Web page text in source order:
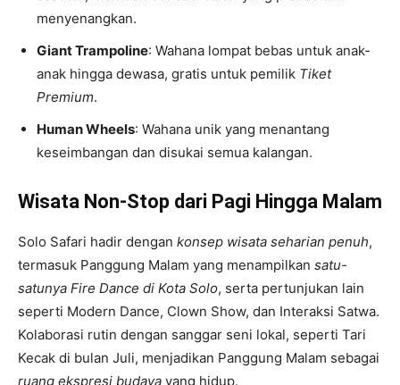
menyenangkan.
Giant Trampoline: Wahana lompat bebas untuk anak-
anak hingga dewasa, gratis untuk pemilik Tiket
Premium.
Human Wheels: Wahana unik yang menantang
keseimbangan dan disukai semua kalangan.
Wisata Non-Stop dari Pagi Hingga Malam
Solo Safari hadir dengan konsep wisata seharian penuh,
termasuk Panggung Malam yang menampilkan satu-
satunya Fire Dance di Kota Solo, serta pertunjukan lain
seperti Modern Dance, Clown Show, dan Interaksi Satwa.
Kolaborasi rutin dengan sanggar seni lokal, seperti Tari
Kecak di bulan Juli, menjadikan Panggung Malam sebagai
ruang ekspresi budaya yang hidup.